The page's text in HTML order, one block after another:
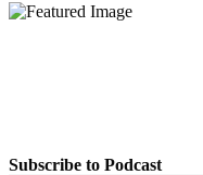
Subscribe to Podcast